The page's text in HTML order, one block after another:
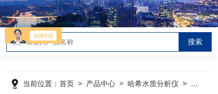
当前位置：首页 > 产品中心 > 哈希水质分析仪 > 哈希浊